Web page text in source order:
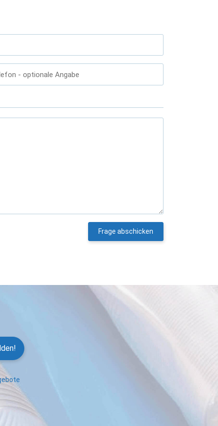
- optionale Angabe
Frage abschicken